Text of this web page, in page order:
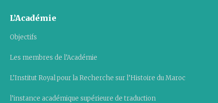
L’Académie
Objectifs
Les membres de l’Académie
L’Institut Royal pour la Recherche sur l’Histoire du Maroc
l’instance académique supérieure de traduction